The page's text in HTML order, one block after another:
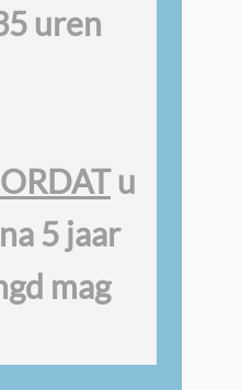
uren
u
na 5 jaar
mag